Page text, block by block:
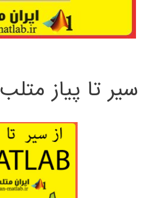
سیر تا پیاز متلب MATLAB